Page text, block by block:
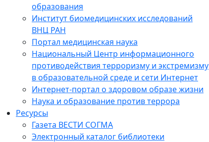
образования
Институт биомедицинских исследований
ВНЦ РАН
Портал медицинская наука
Национальный Центр информационного
противодействия терроризму и экстремизму
в образовательной среде и сети Интернет
Интернет-портал о здоровом образе жизни
Наука и образование против террора
Ресурсы
Газета ВЕСТИ СОГМА
Электронный каталог библиотеки